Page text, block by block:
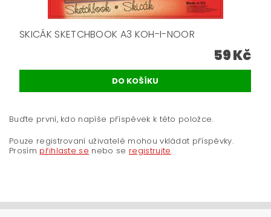
SKICÁK SKETCHBOOK A3 KOH-I-NOOR
59 Kč
Buďte první, kdo napíše příspěvek k této položce.
Pouze registrovaní uživatelé mohou vkládat příspěvky.
Prosím přihlaste se nebo se registrujte.